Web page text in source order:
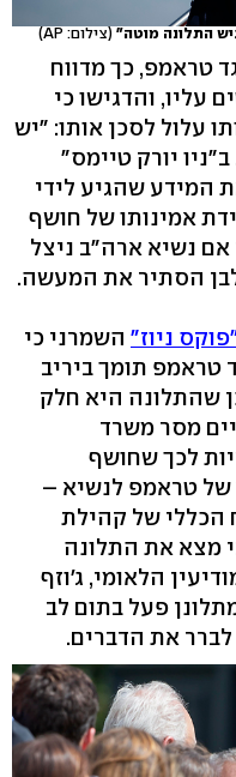
התלונה מוטה" (צילום: AP)
טראמפ, כך מדווח
עליו, והדגישו כי
עלול לסכן אותו: "יש
יורק טיימס"
המידע שהגיע לידי
אמינותו של חושף
נשיא ארה"ב ניצל
הסתיר את המעשה.
ניוז" השמרני כי
טראמפ תומך ביריב
שהתלונה היא חלק
מסר משרד
לכך שחושף
טראמפ לנשיא –
הכללי של קהילת
מצא את התלונה
הלאומי, ג'וזף
פעל בתום לב
את הדברים.